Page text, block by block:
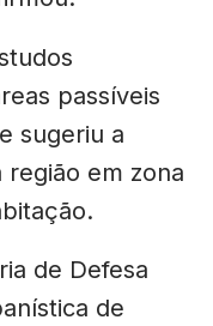
passíveis
sugeriu a
em zona
de Defesa
de